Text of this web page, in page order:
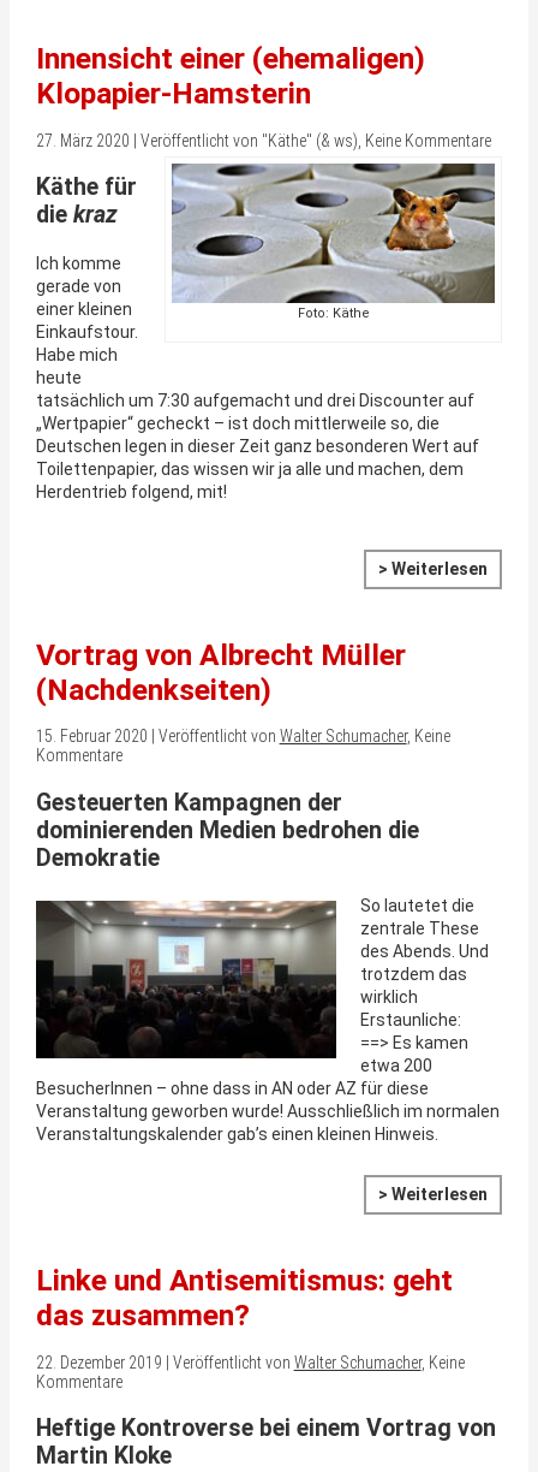
Innensicht einer (ehemaligen)
Klopapier-Hamsterin
27. März 2020 | Veröffentlicht von "Käthe" (& ws), Keine Kommentare
Foto: Käthe
Käthe für
die kraz
Ich komme
gerade von
einer kleinen
Einkaufstour.
Habe mich
heute
tatsächlich um 7:30 aufgemacht und drei Discounter auf
„Wertpapier“ gecheckt – ist doch mittlerweile so, die
Deutschen legen in dieser Zeit ganz besonderen Wert auf
Toilettenpapier, das wissen wir ja alle und machen, dem
Herdentrieb folgend, mit!
> Weiterlesen
Vortrag von Albrecht Müller
(Nachdenkseiten)
15. Februar 2020 | Veröffentlicht von Walter Schumacher, Keine
Kommentare
Gesteuerten Kampagnen der
dominierenden Medien bedrohen die
Demokratie
So lautetet die
zentrale These
des Abends. Und
trotzdem das
wirklich
Erstaunliche:
==> Es kamen
etwa 200
BesucherInnen – ohne dass in AN oder AZ für diese
Veranstaltung geworben wurde! Ausschließlich im normalen
Veranstaltungskalender gab’s einen kleinen Hinweis.
> Weiterlesen
Linke und Antisemitismus: geht
das zusammen?
22. Dezember 2019 | Veröffentlicht von Walter Schumacher, Keine
Kommentare
Heftige Kontroverse bei einem Vortrag von
Martin Kloke